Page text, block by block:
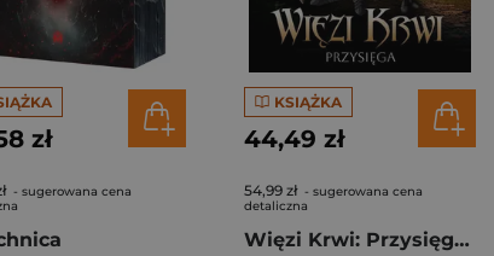
zł
- sugerowana cena
KSIĄŻKA
44,49 zł
54,99 zł - sugerowana cena
detaliczna
Więzi Krwi: Przysięga. Tom 1